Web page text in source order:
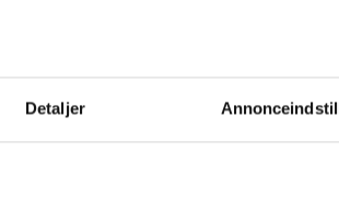
Detaljer
Næste side